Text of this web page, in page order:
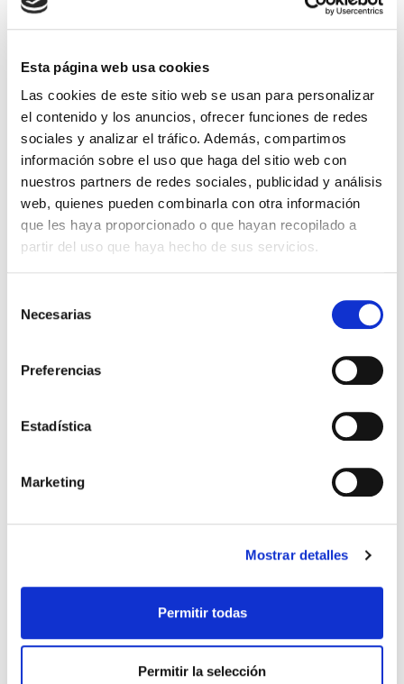
Esta página web usa cookies
Las cookies de este sitio web se usan para personalizar
el contenido y los anuncios, ofrecer funciones de redes
sociales y analizar el tráfico. Además, compartimos
información sobre el uso que haga del sitio web con
nuestros partners de redes sociales, publicidad y análisis
web, quienes pueden combinarla con otra información
que les haya proporcionado o que hayan recopilado a
partir del uso que haya hecho de sus servicios.
Necesarias
Preferencias
Estadística
Marketing
Mostrar detalles
Permitir todas
Permitir la selección
(SIN IVA).
Los que compraron este
producto, también
compraron
preguntas bíblicas
Stock:-
con notas adhesivas
5,99€ 0,30€ (5%)
Stock:-